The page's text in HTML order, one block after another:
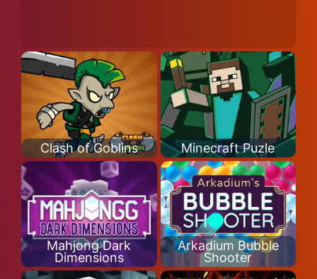
Clash of Goblins Minecraft Puzle
Mahjong Dark
Dimensions
Arkadium Bubble
Shooter